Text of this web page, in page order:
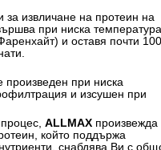
извличане на протеин на
при ниска
и оставя почти
произведен при ниска
и изсушен при
ALLMAX произвежда
който поддържа
снабдява Ви с